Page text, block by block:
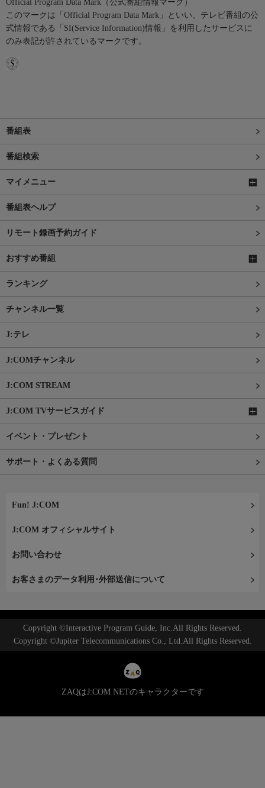
Official Program Data Mark（公式番組情報マーク）
このマークは「Official Program Data Mark」といい、テレビ番組の公
式情報である「SI(Service Information)情報」を利用したサービスに
のみ表記が許されているマークです。
番組表
番組検索
マイメニュー
番組表ヘルプ
リモート録画予約ガイド
おすすめ番組
ランキング
チャンネル一覧
J:テレ
J:COMチャンネル
J:COM STREAM
J:COM TVサービスガイド
イベント・プレゼント
サポート・よくある質問
Fun! J:COM
J:COM オフィシャルサイト
お問い合わせ
お客さまのデータ利用･外部送信について
Copyright ©Interactive Program Guide, Inc.All Rights Reserved.
Copyright ©Jupiter Telecommunications Co., Ltd.All Rights Reserved.
ZAQはJ:COM NETのキャラクターです